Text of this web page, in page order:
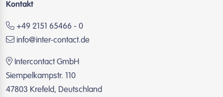
Kontakt
+49 2151 65466 - 0
info@inter-contact.de
Intercontact GmbH
Siempelkampstr. 110
47803 Krefeld, Deutschland